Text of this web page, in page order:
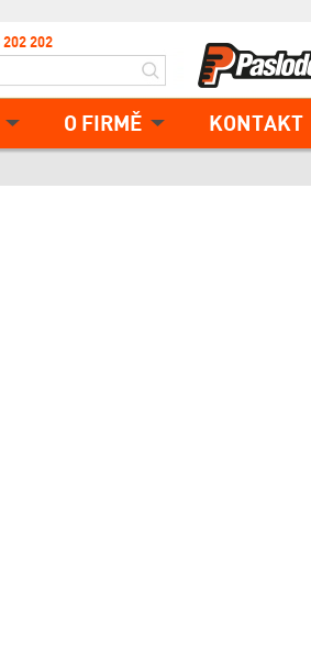
O FIRMĚ KONTAKT
202